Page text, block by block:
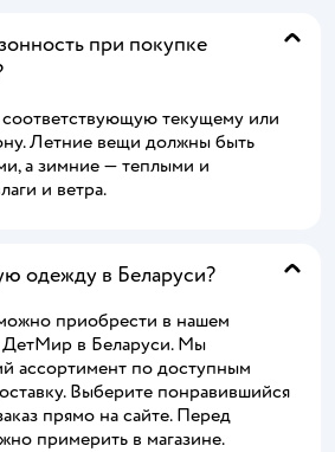
при покупке
текущему или
Летние вещи должны быть
а зимние — теплыми и
и ветра.
одежду в Беларуси?
приобрести в нашем
ДетМир в Беларуси. Мы
ассортимент по доступным
Выберите понравившийся
прямо на сайте. Перед
примерить в магазине.